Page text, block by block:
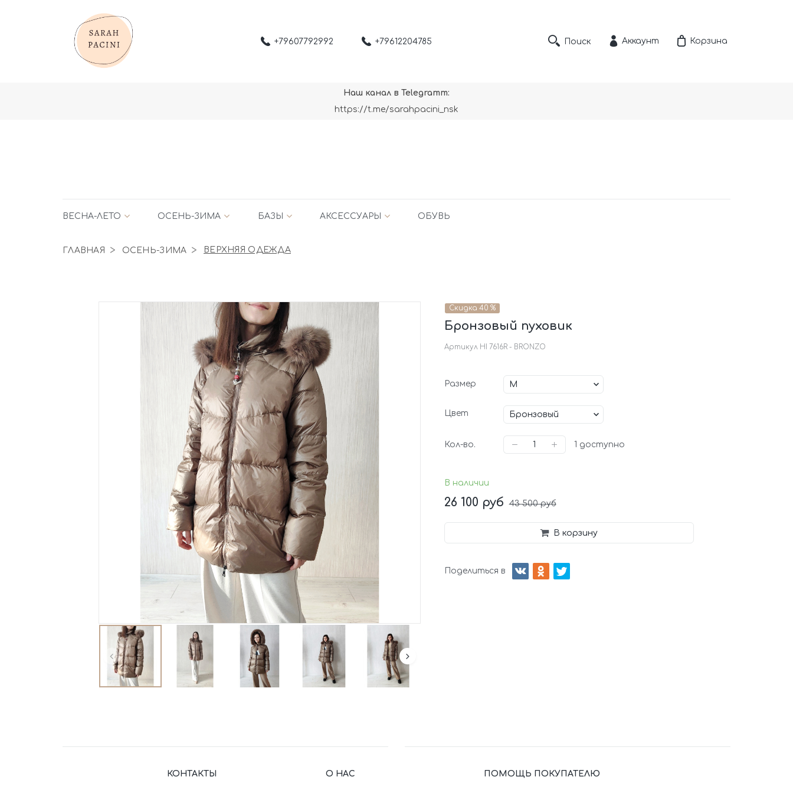
+79607792992 +79612204785 Поиск Аккаунт Корзина
Наш канал в Telegramm:
https://t.me/sarahpacini_nsk
ВЕСНА-ЛЕТО ОСЕНЬ-ЗИМА БАЗЫ АКСЕССУАРЫ ОБУВЬ
ГЛАВНАЯ ОСЕНЬ-ЗИМА ВЕРХНЯЯ ОДЕЖДА
Скидка 40 %
Артикул HI 7616R - BRONZO
Бронзовый пуховик
В наличии
26 100 руб 43 500 руб
Размер
Цвет
Кол-во. 1 доступно
В корзину
Поделиться в
КОНТАКТЫ О НАС ПОМОЩЬ ПОКУПАТЕЛЮ